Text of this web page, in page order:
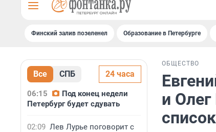
Финский залив позеленел Образование в Петербурге
Все СПБ 24 часа
06:15
Под конец недели
Петербург будет сдувать
02:09 Лев Лурье поговорит с
ОБЩЕСТВО
и